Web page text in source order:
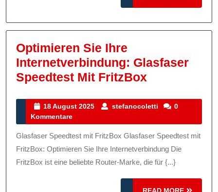
MORE
Optimieren Sie Ihre
Internetverbindung: Glasfaser
Speedtest Mit FritzBoxOptimieren
Ihre
Glasfaser
Speedtest
Mit
FritzBox
18 August 2025
18
2025
stefanocoletti stefanocoletti
0
Kommentare
Glasfaser Speedtest mit FritzBox Glasfaser Speedtest mit
FritzBox: Optimieren Sie Ihre Internetverbindung Die
FritzBox ist eine beliebte Router-Marke, die für {...}
READ